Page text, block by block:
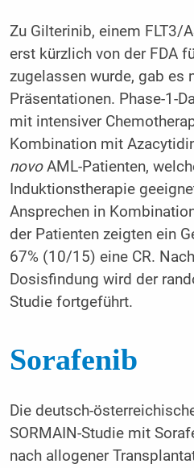
Zu Gilterinib, einem FLT3/
erst kürzlich von der FDA
zugelassen wurde, gab es
Präsentationen. Phase-1-
mit intensiver
Kombination mit
novoAML-Patienten,
Induktionstherapie
Ansprechen in
der Patienten zeigten ein
67% (10/15) eine CR.
Dosisfindung wird der
Studie fortgeführt.
Sorafenib
Die deutsch-
SORMAIN-Studie mit
nach allogener